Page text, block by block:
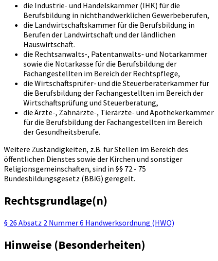
die Industrie- und Handelskammer (IHK) für die
Berufsbildung in nichthandwerklichen Gewerbeberufen,
die Landwirtschaftskammer für die Berufsbildung in
Berufen der Landwirtschaft und der ländlichen
Hauswirtschaft.
die Rechtsanwalts-, Patentanwalts- und Notarkammer
sowie die Notarkasse für die Berufsbildung der
Fachangestellten im Bereich der Rechtspflege,
die Wirtschaftsprüfer- und die Steuerberaterkammer für
die Berufsbildung der Fachangestellten im Bereich der
Wirtschaftsprüfung und Steuerberatung,
die Ärzte-, Zahnärzte-, Tierärzte- und Apothekerkammer
für die Berufsbildung der Fachangestellten im Bereich
der Gesundheitsberufe.
Weitere Zuständigkeiten, z.B. für Stellen im Bereich des
öffentlichen Dienstes sowie der Kirchen und sonstiger
Religionsgemeinschaften, sind in §§ 72 - 75
Bundesbildungsgesetz (BBiG) geregelt.
Rechtsgrundlage(n)
§ 26 Absatz 2 Nummer 6 Handwerksordnung (HWO)
Hinweise (Besonderheiten)